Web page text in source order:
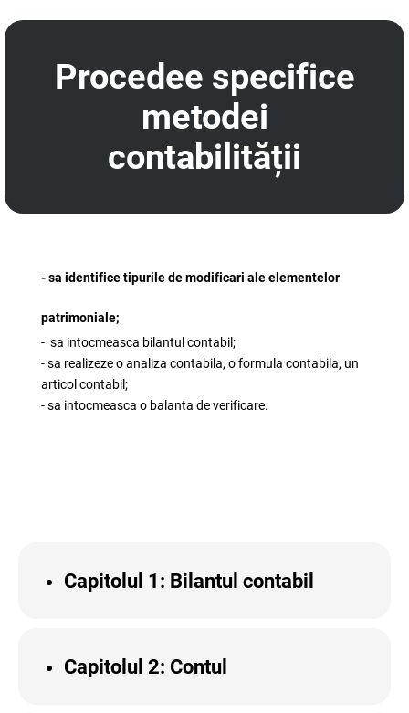
Procedee specifice
metodei
contabilității
- sa identifice tipurile de modificari ale elementelor
patrimoniale;
- sa intocmeasca bilantul contabil;
- sa realizeze o analiza contabila, o formula contabila, un
articol contabil;
- sa intocmeasca o balanta de verificare.
Capitolul 1: Bilantul contabil
Capitolul 2: Contul